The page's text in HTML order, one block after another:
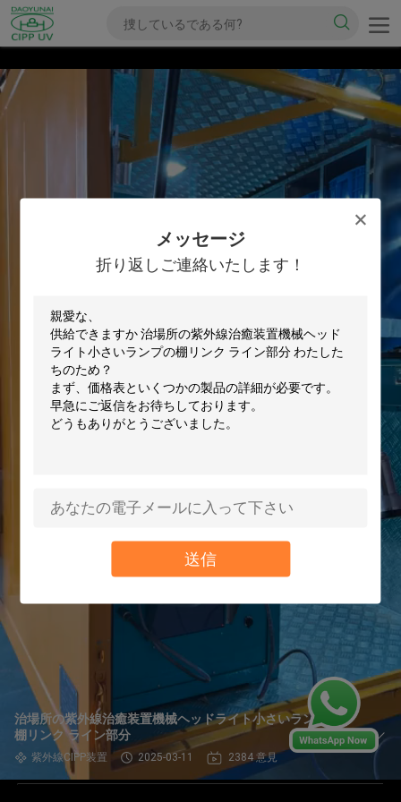
メッセージ
折り返しご連絡いたします！
送信
治場所の紫外線治癒装置機械ヘッドライト小さいランプの
棚リンク ライン部分
紫外線CIPP装置 2025-03-11 2384 意見